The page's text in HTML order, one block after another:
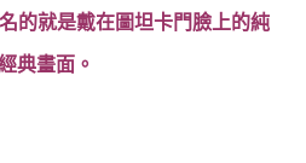
的就是戴在圖坦卡門臉上的純
典畫面。